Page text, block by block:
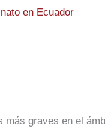
en Ecuador
más graves en el